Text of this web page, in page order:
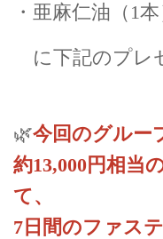
・亜麻仁油（1本
に下記のプレ
🌿今回のグルー
約13,000円相当
て、
7日間のファス